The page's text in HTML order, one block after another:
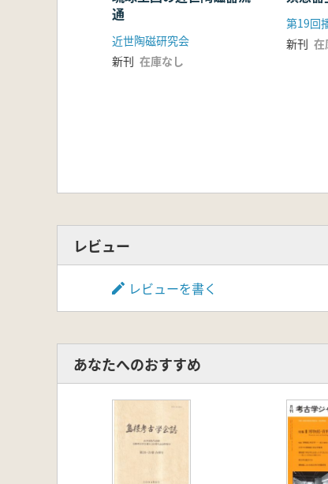
通
近世陶磁研究会
新刊 在庫なし
新刊 在
レビュー
レビューを書く
あなたへのおすすめ